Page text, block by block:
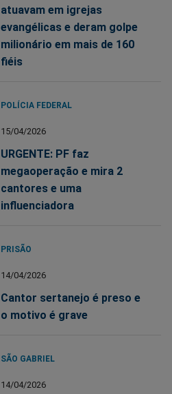
atuavam em igrejas
evangélicas e deram golpe
milionário em mais de 160
fiéis
POLÍCIA FEDERAL
15/04/2026
URGENTE: PF faz
megaoperação e mira 2
cantores e uma
influenciadora
PRISÃO
14/04/2026
Cantor sertanejo é preso e
o motivo é grave
SÃO GABRIEL
14/04/2026